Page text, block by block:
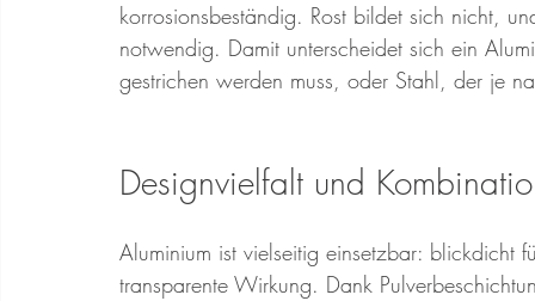
korrosionsbeständig. Rost bildet sich nicht,
notwendig. Damit unterscheidet sich ein
gestrichen werden muss, oder Stahl, der je
Designvielfalt und
Aluminium ist vielseitig einsetzbar: blickdicht
transparente Wirkung. Dank